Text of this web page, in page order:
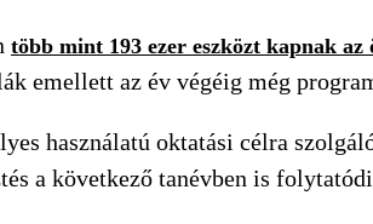
több mint 193 ezer eszközt kapnak
emellett az év végéig még
használatú oktatási célra
a következő tanévben is